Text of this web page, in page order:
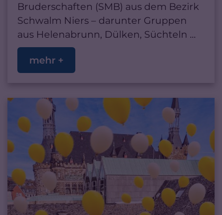
Bruderschaften (SMB) aus dem Bezirk
Schwalm Niers – darunter Gruppen
aus Helenabrunn, Dülken, Süchteln ...
mehr +